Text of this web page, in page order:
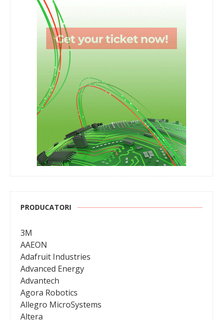
PRODUCATORI
3M
AAEON
Adafruit Industries
Advanced Energy
Advantech
Agora Robotics
Allegro MicroSystems
Altera